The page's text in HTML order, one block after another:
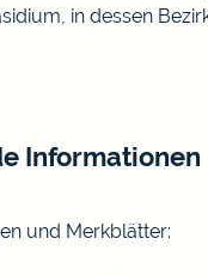
in dessen
Informationen
und Merkblätter: